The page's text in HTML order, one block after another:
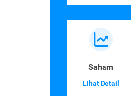
Saham
Lihat Detail